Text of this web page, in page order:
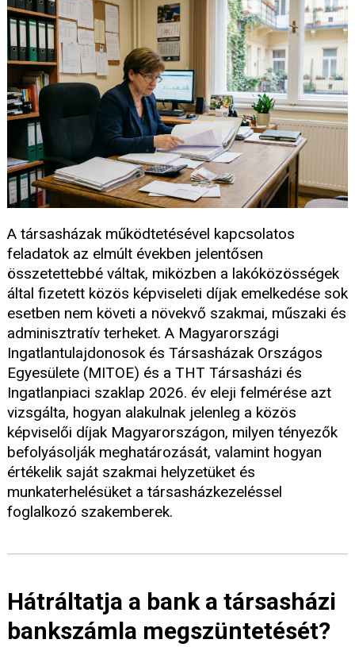
A társasházak működtetésével kapcsolatos
feladatok az elmúlt években jelentősen
összetettebbé váltak, miközben a lakóközösségek
által fizetett közös képviseleti díjak emelkedése sok
esetben nem követi a növekvő szakmai, műszaki és
adminisztratív terheket. A Magyarországi
Ingatlantulajdonosok és Társasházak Országos
Egyesülete (MITOE) és a THT Társasházi és
Ingatlanpiaci szaklap 2026. év eleji felmérése azt
vizsgálta, hogyan alakulnak jelenleg a közös
képviselői díjak Magyarországon, milyen tényezők
befolyásolják meghatározását, valamint hogyan
értékelik saját szakmai helyzetüket és
munkaterhelésüket a társasházkezeléssel
foglalkozó szakemberek.
Hátráltatja a bank a társasházi
bankszámla megszüntetését?